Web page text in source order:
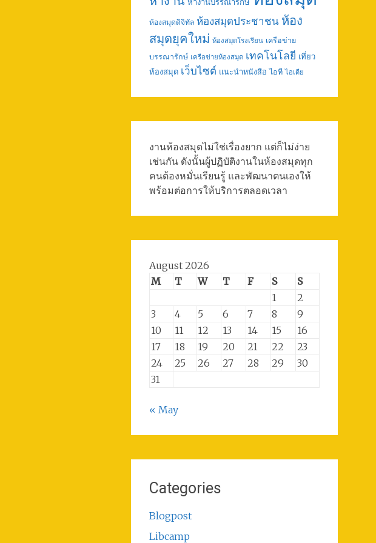
หางานบรรณารักษ์
ห้องสมุดดิจิทัล ห้องสมุดประชาชน ห้อง
สมุดยุคใหม่ ห้องสมุดโรงเรียน เครือข่าย
บรรณารักษ์ เครือข่ายห้องสมุด เทคโนโลยี เที่ยว
ห้องสมุด เว็บไซต์ แนะนำหนังสือ ไอที ไอเดีย
งานห้องสมุดไม่ใช่เรื่องยาก แต่ก็ไม่ง่าย
เช่นกัน ดังนั้นผู้ปฏิบัติงานในห้องสมุดทุก
คนต้องหมั่นเรียนรู้ และพัฒนาตนเองให้
พร้อมต่อการให้บริการตลอดเวลา
August 2026
M
T W T F S
S
1
2
3
4 5 6 7 8
9
10
11 12 13 14 15
16
17
18 19 20 21 22
23
24
25 26 27 28 29
30
31
« May
Categories
Blogpost
Libcamp